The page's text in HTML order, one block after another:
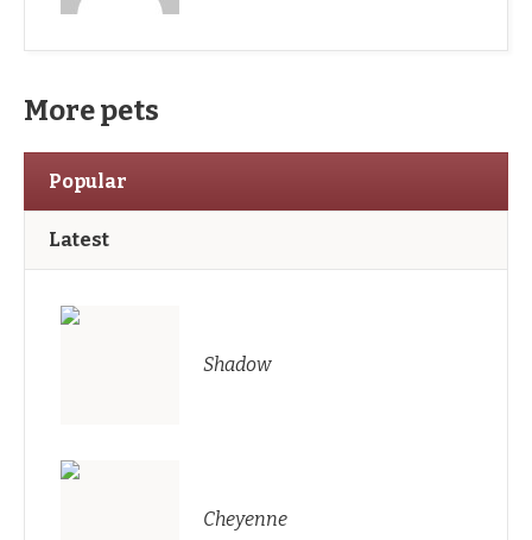
More pets
Popular
Latest
Shadow
Cheyenne